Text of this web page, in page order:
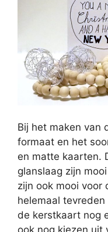
Bij het maken van
formaat en het
en matte kaarten.
glanslaag zijn
zijn ook mooi voor
helemaal
de kerstkaart nog